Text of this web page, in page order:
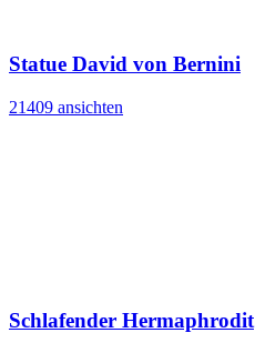
Statue David von Bernini
21409 ansichten
Schlafender Hermaphrodit